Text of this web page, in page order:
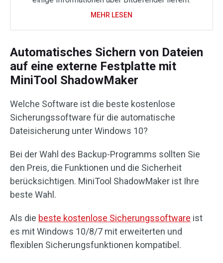
MEHR LESEN
Automatisches Sichern von Dateien
auf eine externe Festplatte mit
MiniTool ShadowMaker
Welche Software ist die beste kostenlose
Sicherungssoftware für die automatische
Dateisicherung unter Windows 10?
Bei der Wahl des Backup-Programms sollten Sie
den Preis, die Funktionen und die Sicherheit
berücksichtigen. MiniTool ShadowMaker ist Ihre
beste Wahl.
Als die beste kostenlose Sicherungssoftware ist
es mit Windows 10/8/7 mit erweiterten und
flexiblen Sicherungsfunktionen kompatibel.